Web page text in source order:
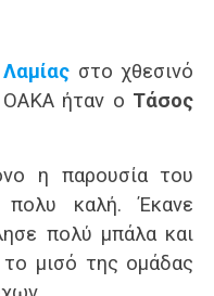
Λαμίας στο χθεσινό
ήταν ο Τάσος
η παρουσία του
πολυ καλή. Έκανε
πολύ μπάλα και
μισό της ομάδας